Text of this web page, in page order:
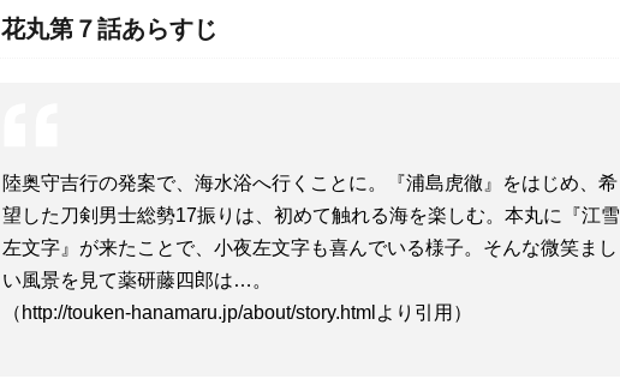
花丸第７話あらすじ
陸奥守吉行の発案で、海水浴へ行くことに。『浦島虎徹』をはじめ、希
望した刀剣男士総勢17振りは、初めて触れる海を楽しむ。本丸に『江雪
左文字』が来たことで、小夜左文字も喜んでいる様子。そんな微笑まし
い風景を見て薬研藤四郎は…。
（http://touken-hanamaru.jp/about/story.htmlより引用）